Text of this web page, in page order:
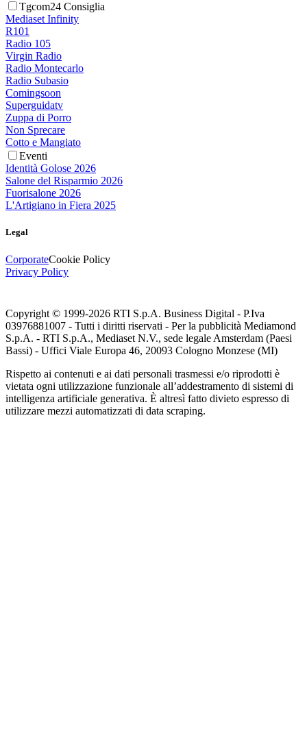
Tgcom24 Consiglia
Mediaset Infinity
R101
Radio 105
Virgin Radio
Radio Montecarlo
Radio Subasio
Comingsoon
Superguidatv
Zuppa di Porro
Non Sprecare
Cotto e Mangiato
Eventi
Identità Golose 2026
Salone del Risparmio 2026
Fuorisalone 2026
L'Artigiano in Fiera 2025
Legal
CorporateCookie Policy
Privacy Policy
Copyright © 1999-2026 RTI S.p.A. Business Digital - P.Iva
03976881007 - Tutti i diritti riservati - Per la pubblicità Mediamond
S.p.A. - RTI S.p.A., Mediaset N.V., sede legale Amsterdam (Paesi
Bassi) - Uffici Viale Europa 46, 20093 Cologno Monzese (MI)
Rispetto ai contenuti e ai dati personali trasmessi e/o riprodotti è
vietata ogni utilizzazione funzionale all’addestramento di sistemi di
intelligenza artificiale generativa. È altresì fatto divieto espresso di
utilizzare mezzi automatizzati di data scraping.